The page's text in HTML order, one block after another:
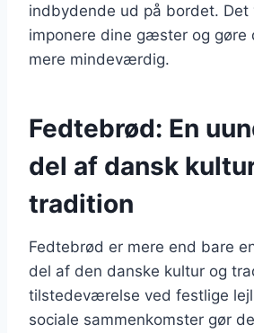
indbydende ud på bordet. Det
imponere dine gæster og gøre
mere mindeværdig.
Fedtebrød: En
del af dansk
tradition
Fedtebrød er mere end bare
del af den danske kultur og
tilstedeværelse ved festlige
sociale sammenkomster gør